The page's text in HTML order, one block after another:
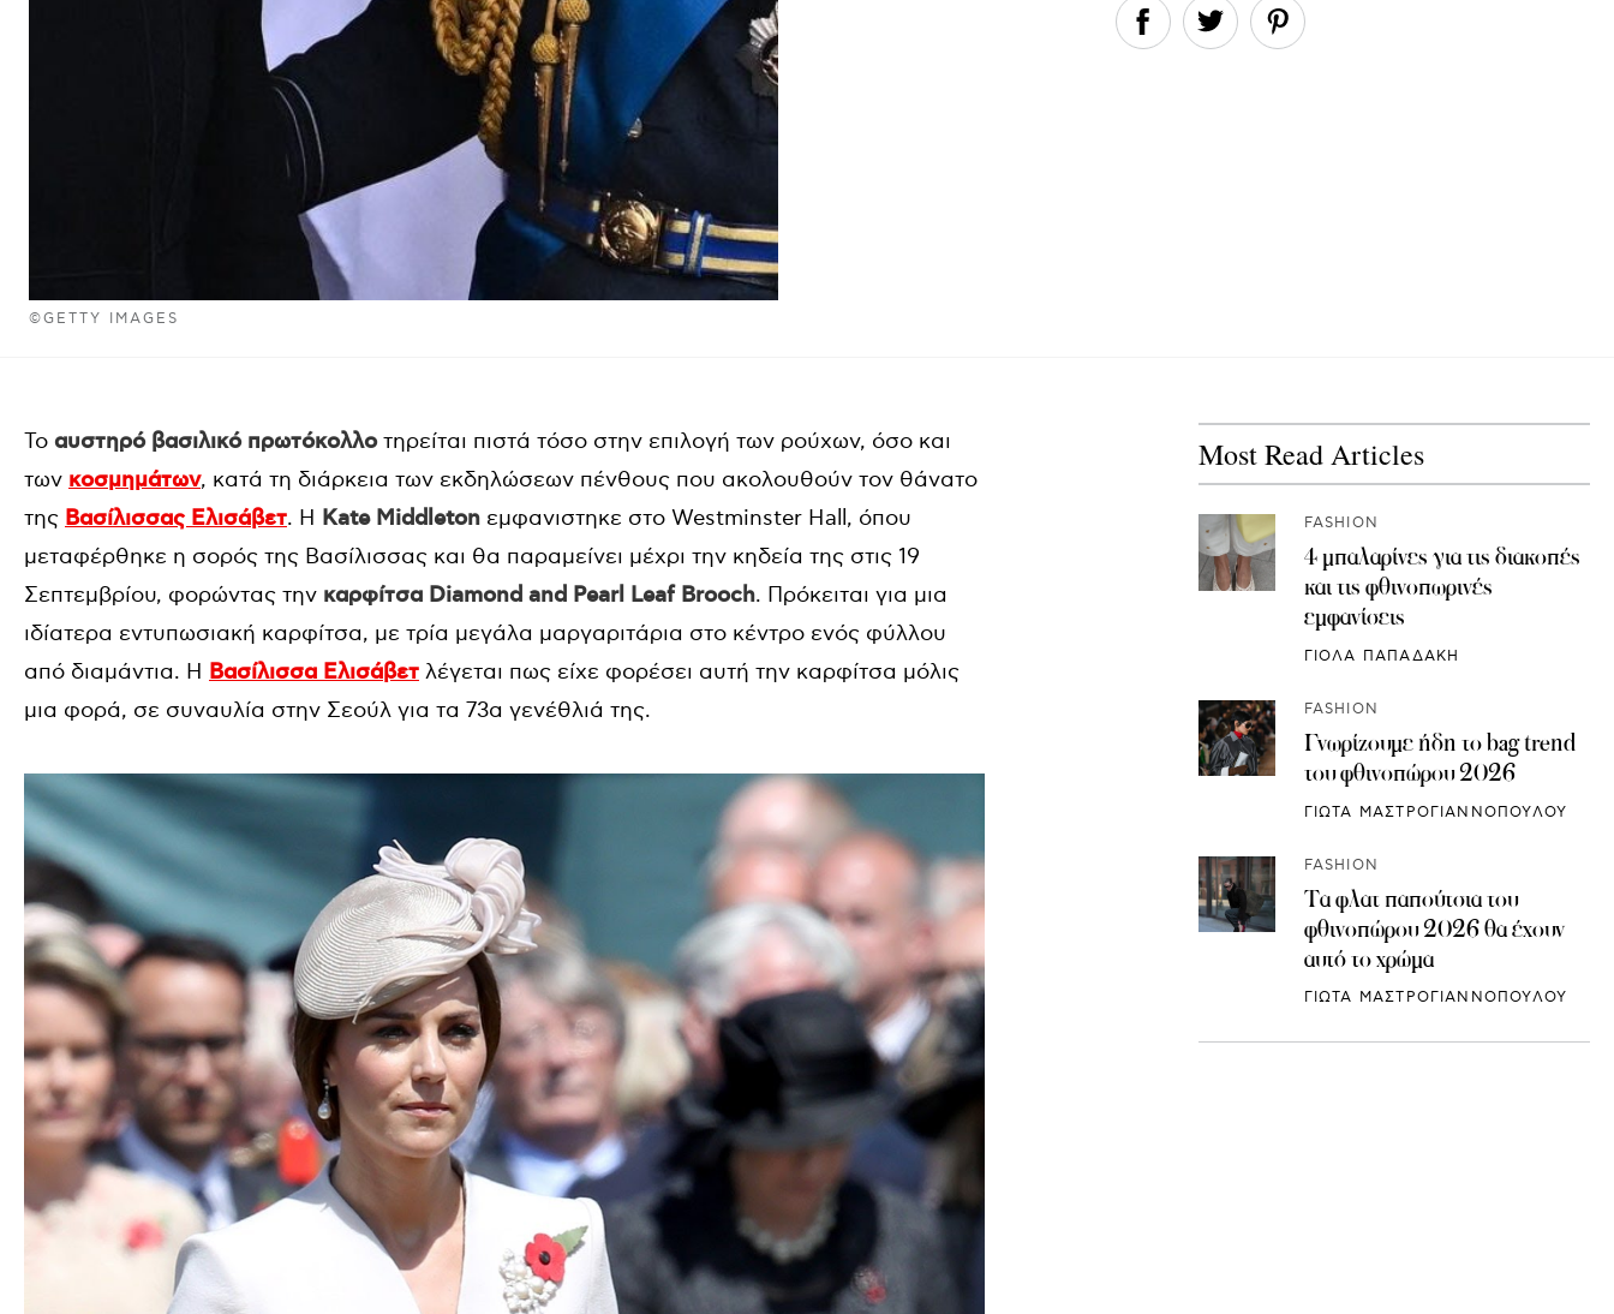
©GETTY IMAGES
Το αυστηρό βασιλικό πρωτόκολλοτηρείται πιστά τόσο στην επιλογή των ρούχων, όσο και
των κοσμημάτων, κατά τη διάρκεια των εκδηλώσεων πένθους που ακολουθούν τον θάνατο
της Βασίλισσας Ελισάβετ. Η Kate Middleton εμφανιστηκε στο Westminster Hall, όπου
μεταφέρθηκε η σορός της Βασίλισσας και θα παραμείνει μέχρι την κηδεία της στις 19
Σεπτεμβρίου, φορώντας την καρφίτσα Diamond and Pearl Leaf Brooch. Πρόκειται για μια
ιδίατερα εντυπωσιακή καρφίτσα, με τρία μεγάλα μαργαριτάρια στο κέντρο ενός φύλλου
από διαμάντια. Η Βασίλισσα Ελισάβετ λέγεται πως είχε φορέσει αυτή την καρφίτσα μόλις
μια φορά, σε συναυλία στην Σεούλ για τα 73α γενέθλιά της.
Most Read Articles
FASHION
4 μπαλαρίνες για τις διακοπές
και τις φθινοπωρινές
εμφανίσεις
ΓΙΟΛΑ ΠΑΠΑΔΑΚΗ
FASHION
Γνωρίζουμε ήδη το bag trend
του φθινοπώρου 2026
ΓΙΩΤΑ ΜΑΣΤΡΟΓΙΑΝΝΟΠΟΥΛΟΥ
FASHION
Τα φλατ παπούτσια του
φθινοπώρου 2026 θα έχουν
αυτό το χρώμα
ΓΙΩΤΑ ΜΑΣΤΡΟΓΙΑΝΝΟΠΟΥΛΟΥ